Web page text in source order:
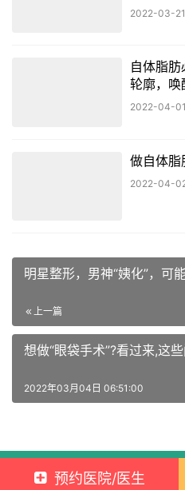
2022-03-
自体脂
轮廓，唤
2022-04-
做自体脂
2022-04-
明星整形，男神“姨化”，可
上一篇
想做“眼袋手术”?看过来,这
2022年03月04日 06:51:00
Copyright © 2021 新元素 版权
预约医院/医生